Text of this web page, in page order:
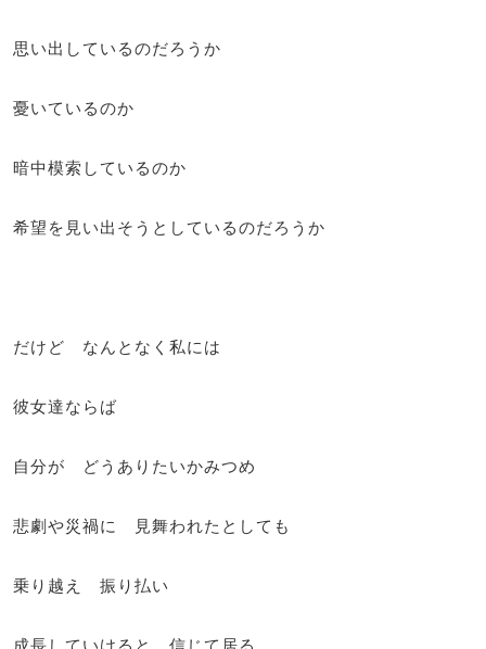
思い出しているのだろうか
憂いているのか
暗中模索しているのか
希望を見い出そうとしているのだろうか
だけど なんとなく私には
彼女達ならば
自分が どうありたいかみつめ
悲劇や災禍に 見舞われたとしても
乗り越え 振り払い
成長していけると 信じて居る